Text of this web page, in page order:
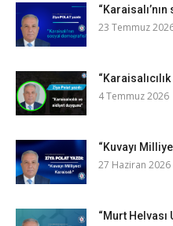
23 Temmuz
4 Temmuz 2026
“Kuvayı
27 Haziran 2026
“Murt Helvası